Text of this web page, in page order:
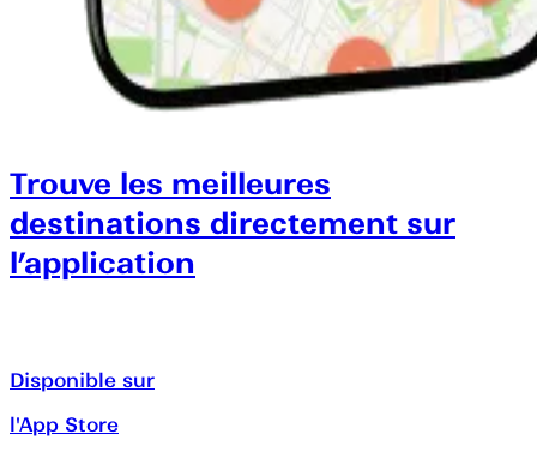
Trouve les meilleures
destinations directement sur
l’application
Disponible sur
l'App Store